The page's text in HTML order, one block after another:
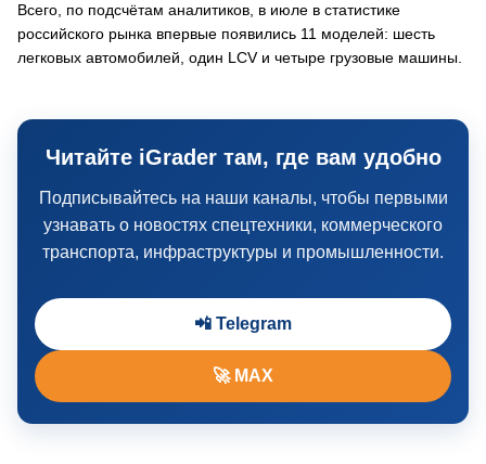
Всего, по подсчётам аналитиков, в июле в статистике
российского рынка впервые появились 11 моделей: шесть
легковых автомобилей, один LCV и четыре грузовые машины.
Читайте iGrader там, где вам удобно
Подписывайтесь на наши каналы, чтобы первыми
узнавать о новостях спецтехники, коммерческого
транспорта, инфраструктуры и промышленности.
📲 Telegram
🚀 MAX